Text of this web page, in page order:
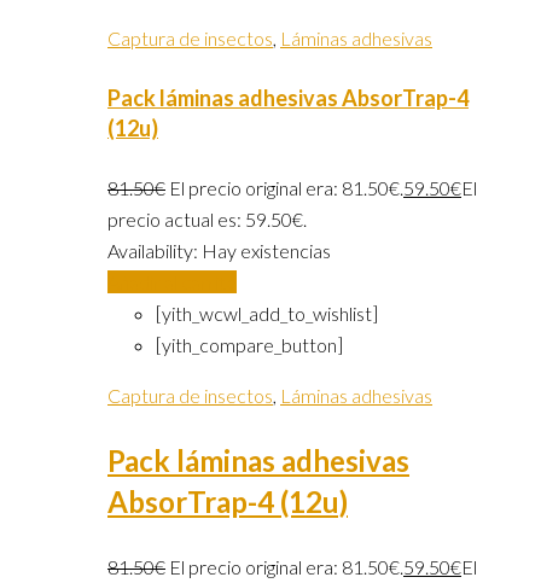
Captura de insectos Láminas adhesivas
Pack láminas adhesivas AbsorTrap-4
(12u)
81.50€ El precio original era: 81.50€. 59.50€El
precio actual es: 59.50€.
Availability: Hay existencias
[yith_wcwl_add_to_wishlist]
[yith_compare_button]
Captura de insectos Láminas adhesivas
Pack láminas adhesivas
AbsorTrap-4 (12u)
81.50€ El precio original era: 81.50€. 59.50€El